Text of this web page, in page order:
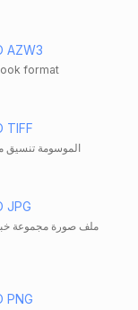
AZW3
format
TIFF
الموسومة تنسيق
JPG
ملف صورة مجموعة
PNG